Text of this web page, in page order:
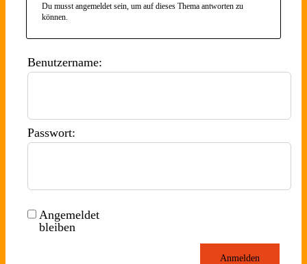
Du musst angemeldet sein, um auf dieses Thema antworten zu
können.
Benutzername:
Passwort:
Angemeldet
bleiben
Anmelden